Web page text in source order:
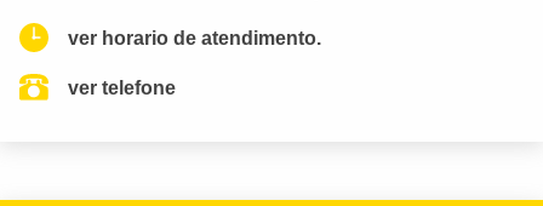
ver horario de atendimento.
ver telefone